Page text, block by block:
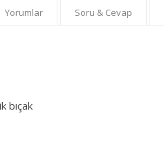
Yorumlar Soru & Cevap
bıçak